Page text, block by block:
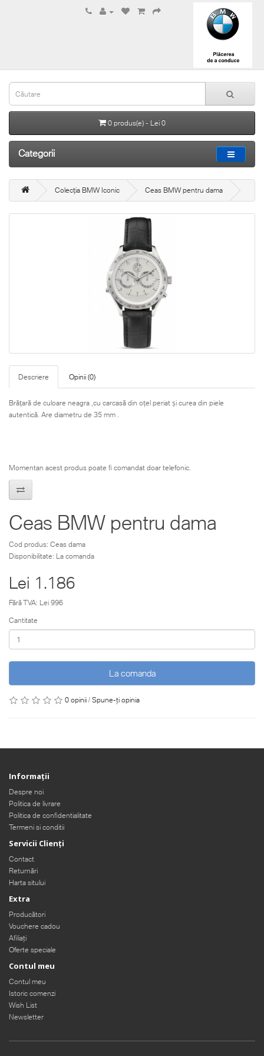
0 produs(e) - Lei 0
Categorii
Colecția BMW Iconic Ceas BMW pentru dama
Descriere Opinii (0)
Brățară de culoare neagra ,cu carcasă din oțel periat și curea din piele
autentică. Are diametru de 35 mm .
Momentan acest produs poate fi comandat doar telefonic.
Ceas BMW pentru dama
Cod produs: Ceas dama
Disponibilitate: La comanda
Lei 1.186
Fără TVA: Lei 996
Cantitate
La comanda
0 opinii / Spune-ţi opinia
Informaţii
Despre noi
Politica de livrare
Politica de confidentialitate
Termeni si conditii
Servicii Clienţi
Contact
Returnări
Harta sitului
Extra
Producători
Vouchere cadou
Afiliaţi
Oferte speciale
Contul meu
Contul meu
Istoric comenzi
Wish List
Newsletter